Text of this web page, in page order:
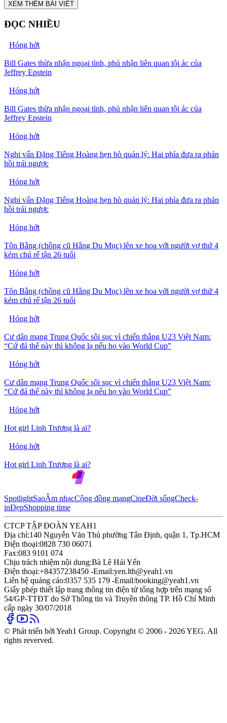
XEM THÊM BÀI VIẾT
ĐỌC NHIỀU
Hóng hớt
Bill Gates thừa nhận ngoại tình, phủ nhận liên quan tội ác của
Jeffrey Epstein
Hóng hớt
Bill Gates thừa nhận ngoại tình, phủ nhận liên quan tội ác của
Jeffrey Epstein
Hóng hớt
Nghi vấn Đặng Tiếng Hoàng hẹn hò quản lý: Hai phía đưa ra phản
hồi trái ngược
Hóng hớt
Nghi vấn Đặng Tiếng Hoàng hẹn hò quản lý: Hai phía đưa ra phản
hồi trái ngược
Hóng hớt
Tôn Bằng (chồng cũ Hằng Du Mục) lên xe hoa với người vợ thứ 4
kém chú rể tận 26 tuổi
Hóng hớt
Tôn Bằng (chồng cũ Hằng Du Mục) lên xe hoa với người vợ thứ 4
kém chú rể tận 26 tuổi
Hóng hớt
Cư dân mạng Trung Quốc sôi sục vì chiến thắng U23 Việt Nam:
“Cứ đá thế này thì không lạ nếu họ vào World Cup”
Hóng hớt
Cư dân mạng Trung Quốc sôi sục vì chiến thắng U23 Việt Nam:
“Cứ đá thế này thì không lạ nếu họ vào World Cup”
Hóng hớt
Hot girl Linh Trương là ai?
Hóng hớt
Hot girl Linh Trương là ai?
SpotlightSaoÂm nhạcCộng đồng mạngCineĐời sốngCheck-
inĐẹpShopping time
CTCP TẬP ĐOÀN YEAH1
Địa chỉ:140 Nguyễn Văn Thủ phường Tân Định, quận 1, Tp.HCM
Điện thoại:0828 730 06071
Fax:083 9101 074
Chịu trách nhiệm nội dung:Bà Lê Hải Yến
Điện thoại:+84357238450 -Email:yen.lth@yeah1.vn
Liên hệ quảng cáo:0357 535 179 -Email:booking@yeah1.vn
Giấy phép thiết lập trang thông tin điện tử tổng hợp trên mạng số
54/GP-TTĐT do Sở Thông tin và Truyền thông TP. Hồ Chí Minh
cấp ngày 30/07/2018
© Phát triển bởi Yeah1 Group. Copyright © 2006 - 2026 YEG. All
rights reverved.